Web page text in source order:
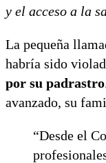
y el acceso a la
La pequeña
habría sido
por su padrastro
avanzado, su
“Desde el